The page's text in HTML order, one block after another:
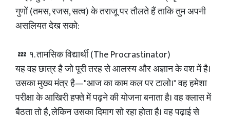
गुणों (तमस, रजस, सत्व) के तराजू पर तौलते हैं ताकि तुम अपनी
असलियत देख सको:
💤 १. तामसिक विद्यार्थी (The Procrastinator)
यह वह छात्र है जो पूरी तरह से आलस्य और अज्ञान के वश में है।
उसका मुख्य मंत्र है—"आज का काम कल पर टालो।" वह हमेशा
परीक्षा के आखिरी हफ्ते में पढ़ने की योजना बनाता है। वह क्लास में
बैठता तो है, लेकिन उसका दिमाग सो रहा होता है। वह पढ़ाई से